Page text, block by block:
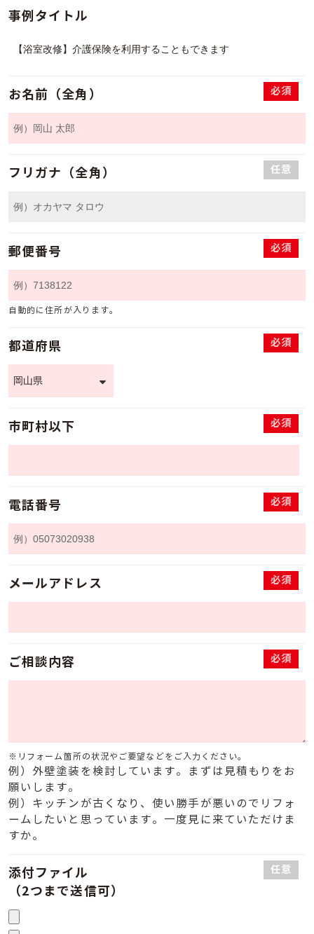
事例タイトル
お名前（全角） 必須
フリガナ（全角） 任意
郵便番号 必須
自動的に住所が入ります。
都道府県 必須
市町村以下 必須
電話番号 必須
メールアドレス 必須
ご相談内容 必須
※リフォーム箇所の状況やご要望などをご入力ください。
例）外壁塗装を検討しています。まずは見積もりをお
願いします。
例）キッチンが古くなり、使い勝手が悪いのでリフォ
ームしたいと思っています。一度見に来ていただけま
すか。
添付ファイル
（2つまで送信可）
任意